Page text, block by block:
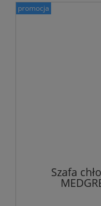
Szafa
promocja